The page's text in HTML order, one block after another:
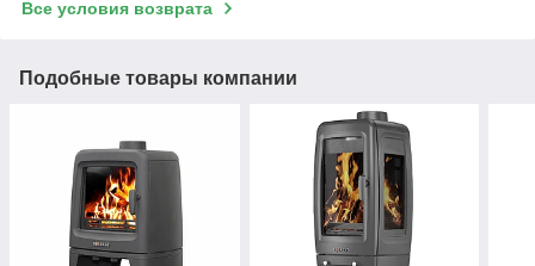
Все условия возврата
Подобные товары компании